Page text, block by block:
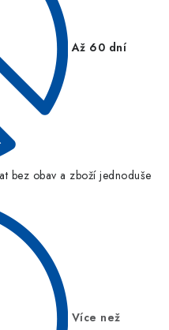
Až 60 dní
bez obav a zboží jednoduše
Více než